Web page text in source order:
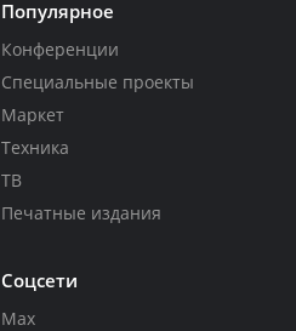
Популярное
Конференции
Специальные проекты
Маркет
Техника
ТВ
Печатные издания
Соцсети
Max